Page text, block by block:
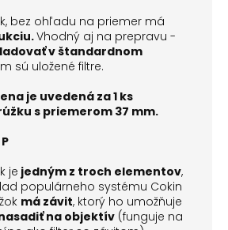
bez ohľadu na priemer má
Vhodný aj na prepravu -
v štandardnom
sú uložené filtre.
je uvedená za 1 ks
s priemerom 37 mm.
je jedným z troch elementov,
populárneho systému Cokin
má závit, ktorý ho umožňuje
na objektív (funguje na